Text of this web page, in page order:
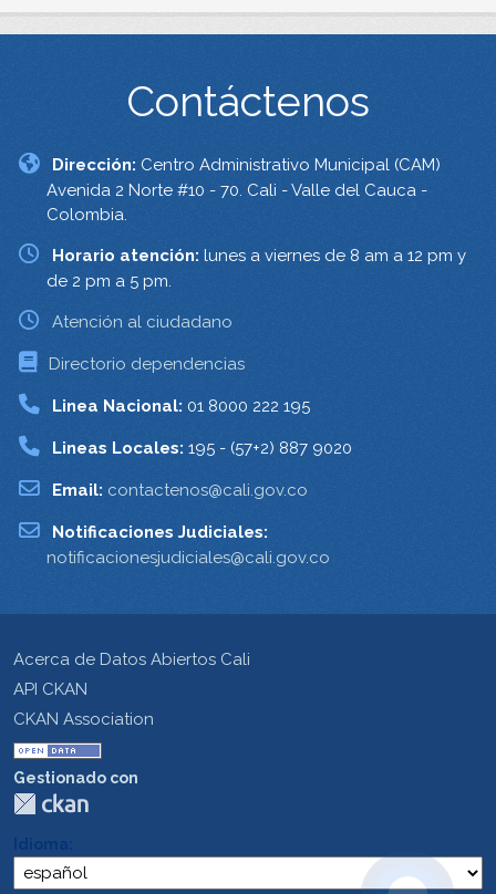
Contáctenos
Dirección: Centro Administrativo Municipal (CAM)
Avenida 2 Norte #10 - 70. Cali - Valle del Cauca -
Colombia.
Horario atención: lunes a viernes de 8 am a 12 pm y
de 2 pm a 5 pm.
Atención al ciudadano
Directorio dependencias
Linea Nacional: 01 8000 222 195
Lineas Locales: 195 - (57+2) 887 9020
Email: contactenos@cali.gov.co
Notificaciones Judiciales:
notificacionesjudiciales@cali.gov.co
Acerca de Datos Abiertos Cali
API CKAN
CKAN Association
Gestionado con